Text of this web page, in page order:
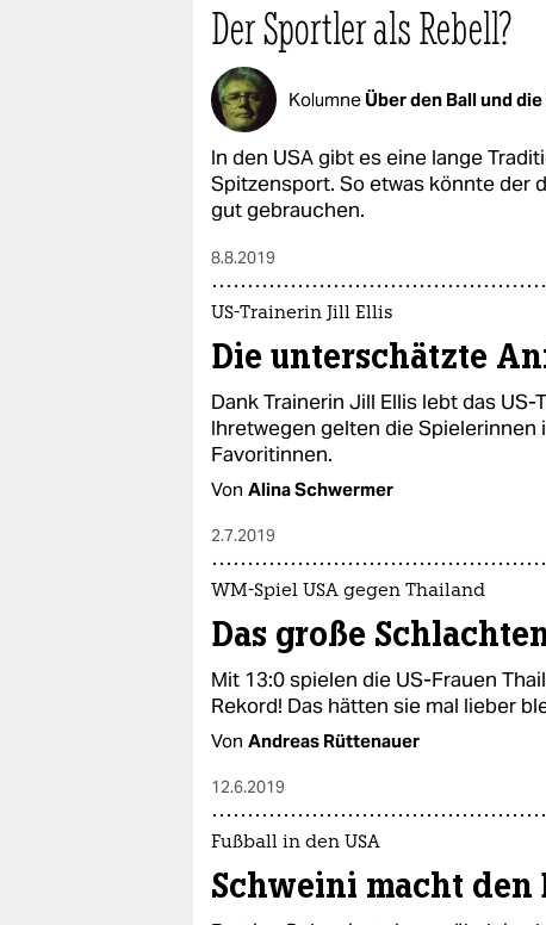
Der Sportler als Rebell?
Kolumne Über den Ball und
In den USA gibt es eine lange
Spitzensport. So etwas könnte der
gut gebrauchen.
8.8.2019
US-Trainerin Jill Ellis
Die unterschätzte
Dank Trainerin Jill Ellis lebt das
Ihretwegen gelten die Spielerinnen
Favoritinnen.
Von Alina Schwermer
2.7.2019
WM-Spiel USA gegen Thailand
Das große
Mit 13:0 spielen die US-Frauen
Rekord! Das hätten sie mal lieber
Von Andreas Rüttenauer
12.6.2019
Fußball in den USA
Schweini macht den